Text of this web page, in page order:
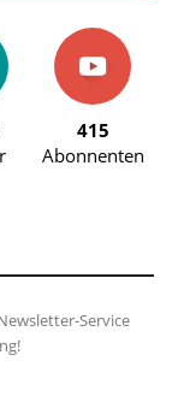
415
Abonnenten
Service